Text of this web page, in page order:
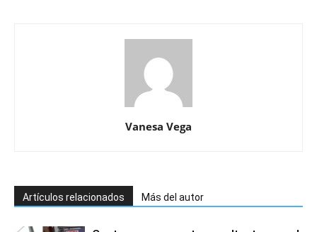
Vanesa Vega
Artículos relacionados Más del autor